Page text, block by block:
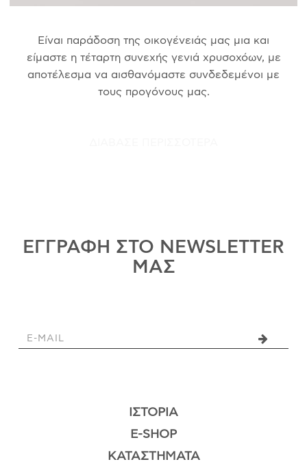
Είναι παράδοση της οικογένειάς μας μια και
είμαστε η τέταρτη συνεχής γενιά χρυσοχόων, με
αποτέλεσμα να αισθανόμαστε συνδεδεμένοι με
τους προγόνους μας.
ΕΓΓΡΑΦΗ ΣΤΟ NEWSLETTER
ΜΑΣ
ΙΣΤΟΡΊΑ
E-SHOP
ΚΑΤΑΣΤΉΜΑΤΑ